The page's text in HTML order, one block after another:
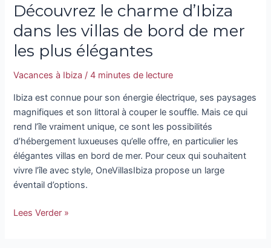
Découvrez le charme d’Ibiza
dans les villas de bord de mer
les plus élégantes
Vacances à Ibiza /4 minutes de lecture
Ibiza est connue pour son énergie électrique, ses paysages
magnifiques et son littoral à couper le souffle. Mais ce qui
rend l’île vraiment unique, ce sont les possibilités
d’hébergement luxueuses qu’elle offre, en particulier les
élégantes villas en bord de mer. Pour ceux qui souhaitent
vivre l’île avec style, OneVillasIbiza propose un large
éventail d’options.
plus
Lees Verder »